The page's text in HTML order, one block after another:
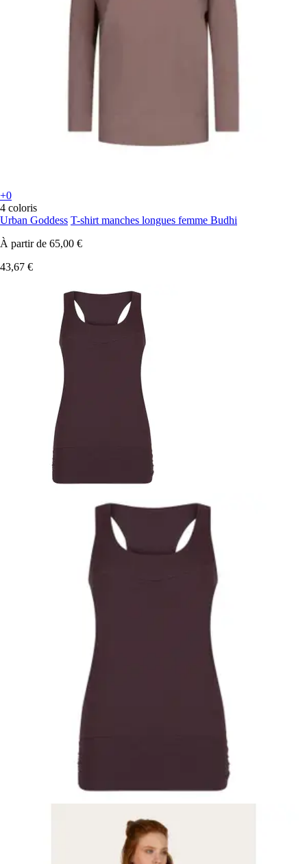
+0
4 coloris
Urban Goddess T-shirt manches longues femme Budhi
À partir de 65,00 €
43,67 €